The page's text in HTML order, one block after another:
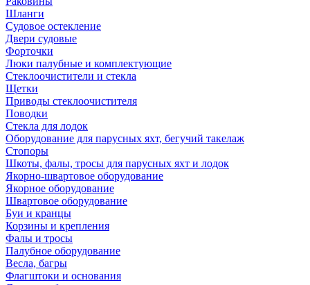
Шланги
Судовое остекление
Двери судовые
Форточки
Люки палубные и комплектующие
Стеклоочистители и стекла
Щетки
Приводы стеклоочистителя
Поводки
Стекла для лодок
Оборудование для парусных яхт, бегучий такелаж
Стопоры
Шкоты, фалы, тросы для парусных яхт и лодок
Якорно-швартовое оборудование
Якорное оборудование
Швартовое оборудование
Буи и кранцы
Корзины и крепления
Фалы и тросы
Палубное оборудование
Весла, багры
Флагштоки и основания